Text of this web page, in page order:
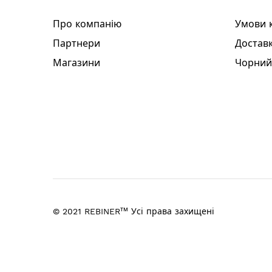
Гарантійний талон
Гарантія: 3 роки
Про компанію
Партнери
Магазини
Умови
© 2021 REBINERтм Усі права захищені